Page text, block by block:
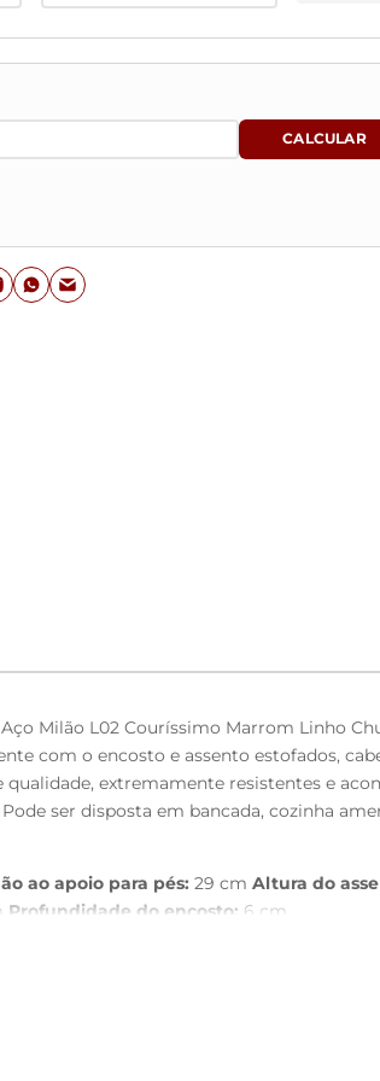
Milão L02 Couríssimo Marrom Linho
com o encosto e assento estofados,
extremamente resistentes e
ser disposta em bancada, cozinha
ao apoio para pés: 29 cm Altura do
Profundidade do encosto: 6 cm